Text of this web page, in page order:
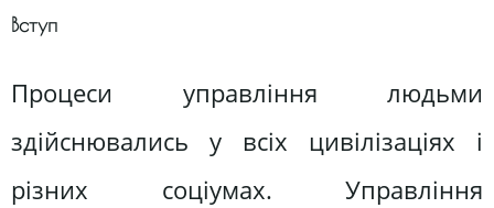
Вступ
Процеси управління людьми
здійснювались у всіх цивілізаціях і
різних соціумах. Управління